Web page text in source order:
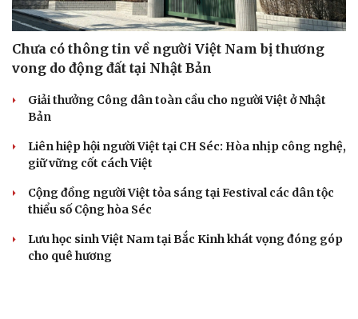
Chưa có thông tin về người Việt Nam bị thương
vong do động đất tại Nhật Bản
Giải thưởng Công dân toàn cầu cho người Việt ở Nhật
Bản
Liên hiệp hội người Việt tại CH Séc: Hòa nhịp công nghệ,
giữ vững cốt cách Việt
Cộng đồng người Việt tỏa sáng tại Festival các dân tộc
thiểu số Cộng hòa Séc
Lưu học sinh Việt Nam tại Bắc Kinh khát vọng đóng góp
cho quê hương